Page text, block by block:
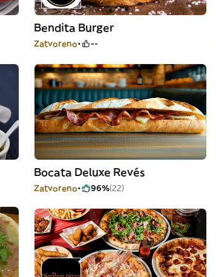
Bendita Burger
Zatvoreno --
Bocata Deluxe Revés
Zatvoreno 96%(22)